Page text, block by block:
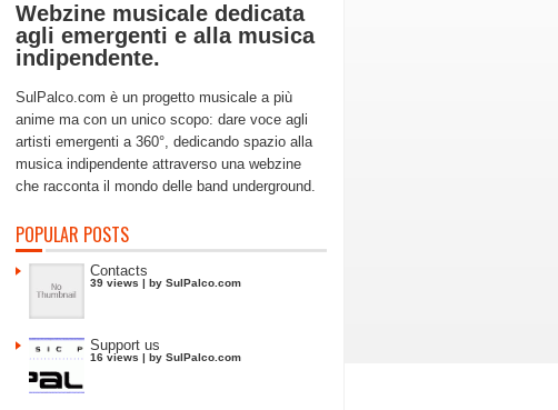
Webzine musicale dedicata
agli emergenti e alla musica
indipendente.
SulPalco.com è un progetto musicale a più
anime ma con un unico scopo: dare voce agli
artisti emergenti a 360°, dedicando spazio alla
musica indipendente attraverso una webzine
che racconta il mondo delle band underground.
POPULAR POSTS
Contacts
39 views | by SulPalco.com
Support us
16 views | by SulPalco.com